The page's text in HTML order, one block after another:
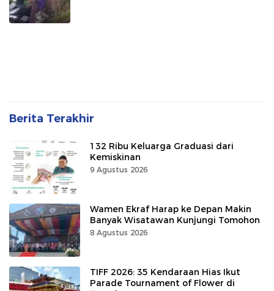
Berita Terakhir
132 Ribu Keluarga Graduasi dari
Kemiskinan
9 Agustus 2026
Wamen Ekraf Harap ke Depan Makin
Banyak Wisatawan Kunjungi Tomohon
8 Agustus 2026
TIFF 2026: 35 Kendaraan Hias Ikut
Parade Tournament of Flower di